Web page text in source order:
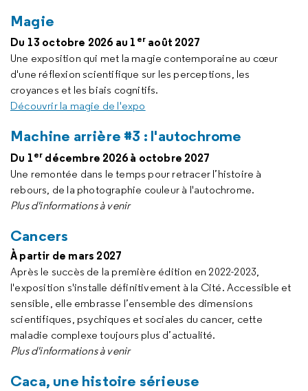
Magie
Du 13 octobre 2026 au 1 er août 2027
Une exposition qui met la magie contemporaine au cœur
d'une réflexion scientifique sur les perceptions, les
croyances et les biais cognitifs.
Découvrir la magie de l'expo
Machine arrière #3 : l'autochrome
Du 1er décembre 2026 à octobre 2027
Une remontée dans le temps pour retracer l’histoire à
rebours, de la photographie couleur à l'autochrome.
Plus d'informations à venir
Cancers
À partir de mars 2027
Après le succès de la première édition en 2022-2023,
l'exposition s'installe définitivement à la Cité. Accessible et
sensible, elle embrasse l’ensemble des dimensions
scientifiques, psychiques et sociales du cancer, cette
maladie complexe toujours plus d’actualité.
Plus d'informations à venir
Caca, une histoire sérieuse